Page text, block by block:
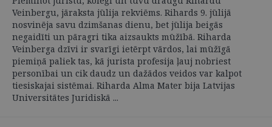
Veinbergu, jāraksta jūlija rekviēms. Rihards 9. jūlijā
nosvinēja savu dzimšanas dienu, bet jūlija beigās
negaidīti un pāragri tika aizsaukts mūžībā. Riharda
Veinberga dzīvi ir svarīgi ietērpt vārdos, lai mūžīgā
piemiņā paliek tas, kā jurista profesija ļauj nobriest
personībai un cik daudz un dažādos veidos var kalpot
tiesiskajai sistēmai. Riharda Alma Mater bija Latvijas
Universitātes Juridiskā ...